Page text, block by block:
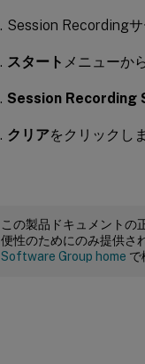
Session Recording
スタート メニューから
Session Recording
クリアをクリックし
この製品ドキュメントの
便性のためにのみ提供さ
Software Group home で